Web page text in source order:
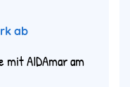
ab
mit AIDAmar am